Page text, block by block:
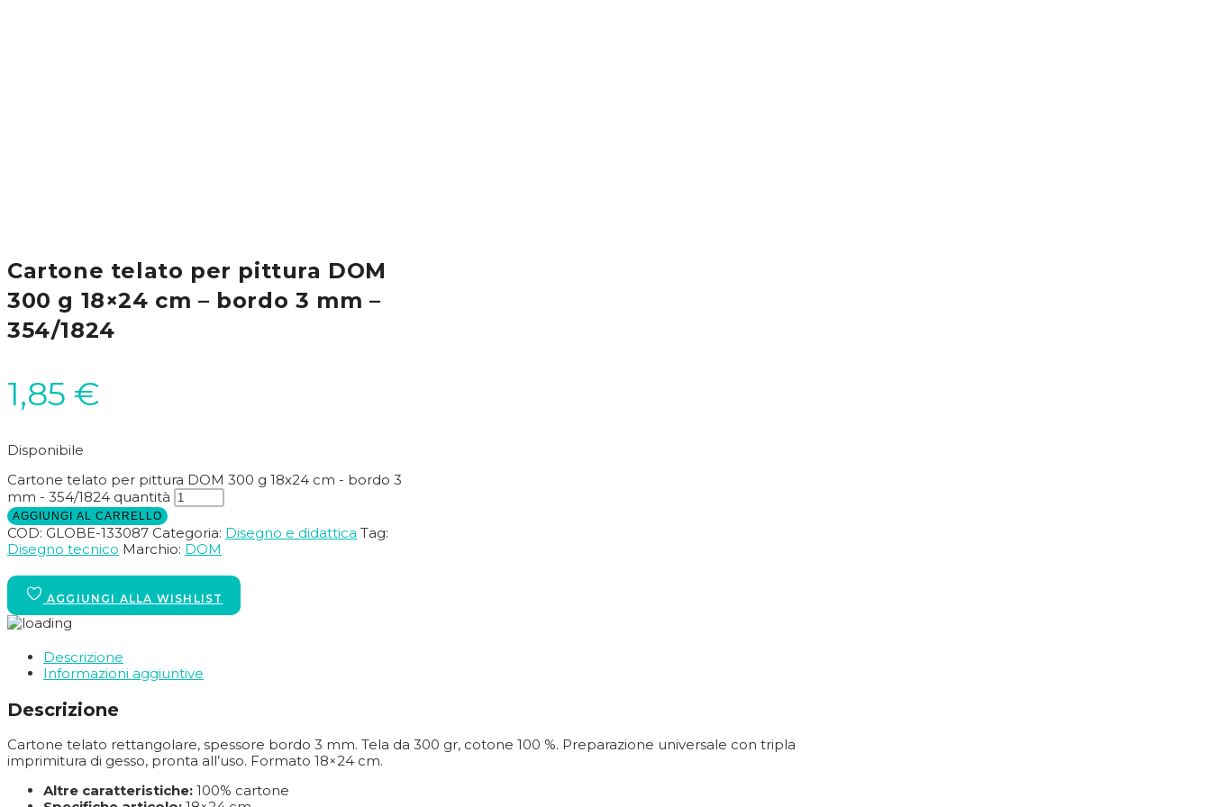
Cartone telato per pittura DOM
300 g 18×24 cm – bordo 3 mm –
354/1824
1,85 €
Disponibile
Cartone telato per pittura DOM 300 g 18x24 cm - bordo 3
mm - 354/1824 quantità
AGGIUNGI AL CARRELLO
COD: GLOBE-133087 Categoria: Disegno e didattica Tag:
Disegno tecnico Marchio: DOM
Descrizione
Informazioni aggiuntive
Descrizione
Cartone telato rettangolare, spessore bordo 3 mm. Tela da 300 gr, cotone 100 %. Preparazione universale con tripla
imprimitura di gesso, pronta all’uso. Formato 18×24 cm.
Altre caratteristiche: 100% cartone